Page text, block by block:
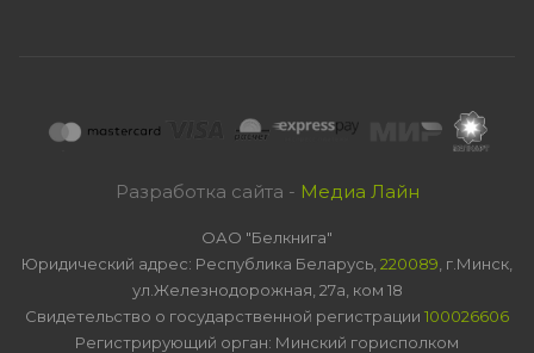
Разработка сайта - Медиа Лайн
ОАО "Белкнига"
Юридический адрес: Республика Беларусь, 220089 , г.Минск,
ул.Железнодорожная, 27а, ком 18
Свидетельство о государственной регистрации 100026606
Регистрирующий орган: Минский горисполком